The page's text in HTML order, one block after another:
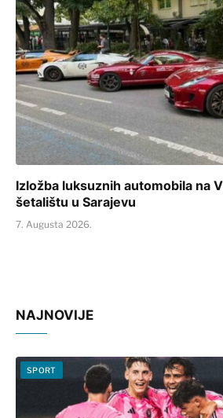
Izložba luksuznih automobila na
šetalištu u Sarajevu
7. Augusta 2026.
NAJNOVIJE
SPORT